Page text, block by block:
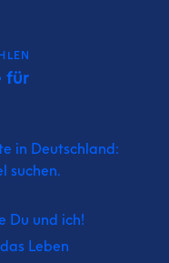
für
in Deutschland:
suchen.
Du und ich!
Leben